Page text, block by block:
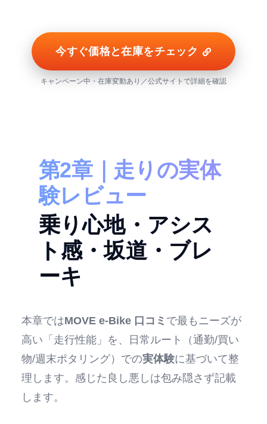
今すぐ価格と在庫をチェック
キャンペーン中・在庫変動あり／公式サイトで詳細を確認
第2章｜走りの実体
験レビュー
乗り心地・アシス
ト感・坂道・ブレ
ーキ
本章ではMOVE e-Bike 口コミ で最もニーズが
高い「走行性能」を、日常ルート（通勤/買い
物/週末ポタリング）での実体験に基づいて整
理します。感じた良し悪しは包み隠さず記載
します。